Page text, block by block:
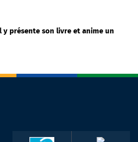
présente son livre et anime un